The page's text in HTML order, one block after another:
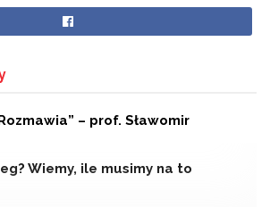
– prof. Sławomir
Wiemy, ile musimy na to